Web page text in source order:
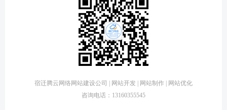
宿迁腾云网络网站建设公司 | 网站开发 | 网站制作 | 网站优化
咨询电话：13160355545